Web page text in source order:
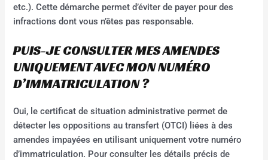
etc.). Cette démarche permet d’éviter de payer pour des
infractions dont vous n’êtes pas responsable.
PUIS-JE CONSULTER MES AMENDES
UNIQUEMENT AVEC MON NUMÉRO
D’IMMATRICULATION ?
Oui, le certificat de situation administrative permet de
détecter les oppositions au transfert (OTCI) liées à des
amendes impayées en utilisant uniquement votre numéro
d’immatriculation. Pour consulter les détails précis de